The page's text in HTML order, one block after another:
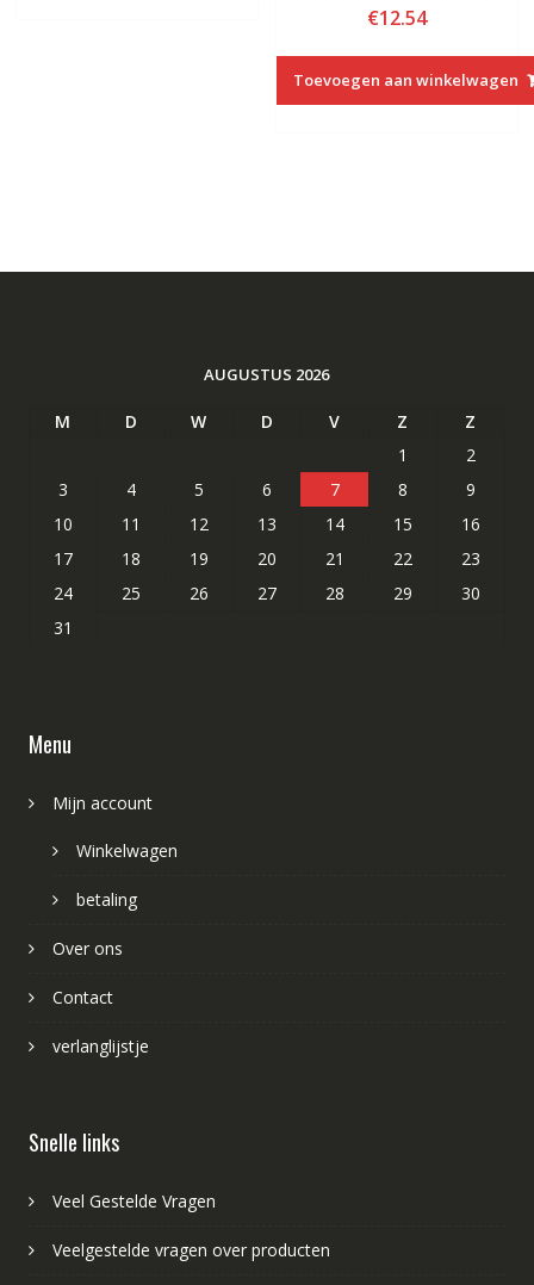
€12.54
Toevoegen aan winkelwagen
AUGUSTUS 2026
M D W D V Z
Z
1
2
3
4 5 6 7 8
9
10
11 12 13 14 15
16
17
18 19 20 21 22
23
24
25 26 27 28 29
30
31
Menu
Mijn account
Winkelwagen
betaling
Over ons
Contact
verlanglijstje
Snelle links
Veel Gestelde Vragen
Veelgestelde vragen over producten